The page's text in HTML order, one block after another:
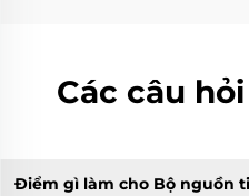
Các câu
Điểm gì làm cho Bộ nguồn